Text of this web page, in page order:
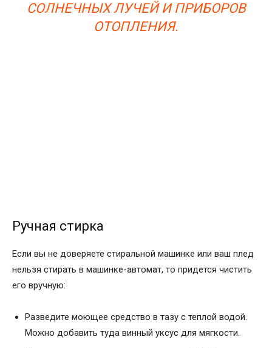
СОЛНЕЧНЫХ ЛУЧЕЙ И ПРИБОРОВ
ОТОПЛЕНИЯ.
Ручная стирка
Если вы не доверяете стиральной машинке или ваш плед
нельзя стирать в машинке-автомат, то придется чистить
его вручную:
Разведите моющее средство в тазу с теплой водой.
Можно добавить туда винный уксус для мягкости.